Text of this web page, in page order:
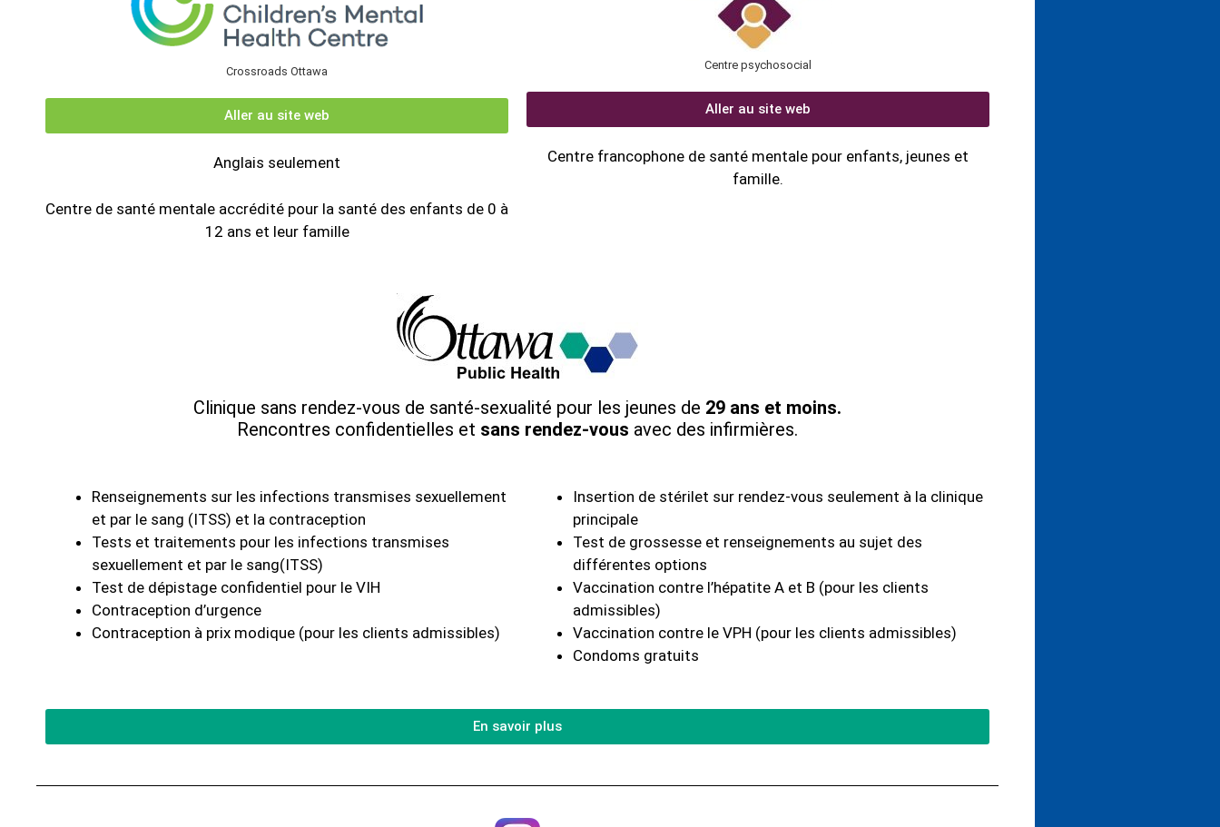
Crossroads Ottawa
Aller au site web
Anglais seulement
Centre de santé mentale accrédité pour la santé des enfants de 0 à
12 ans et leur famille
Centre psychosocial
Aller au site web
Centre francophone de santé mentale pour enfants, jeunes et
famille.
Clinique sans rendez-vous de santé-sexualité pour les jeunes de 29 ans et moins.
Rencontres confidentielles et sans rendez-vous avec des infirmières.
Renseignements sur les infections transmises sexuellement
et par le sang (ITSS) et la contraception
Tests et traitements pour les infections transmises
sexuellement et par le sang(ITSS)
Test de dépistage confidentiel pour le VIH
Contraception d’urgence
Contraception à prix modique (pour les clients admissibles)
Insertion de stérilet sur rendez-vous seulement à la clinique
principale
Test de grossesse et renseignements au sujet des
différentes options
Vaccination contre l’hépatite A et B (pour les clients
admissibles)
Vaccination contre le VPH (pour les clients admissibles)
Condoms gratuits
En savoir plus